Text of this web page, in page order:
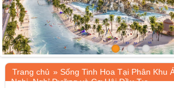
Trang chủ » Sống Tinh Hoa Tại Phân Khu
Nghi, Nghỉ Dưỡng và Cơ Hội Đầu Tư